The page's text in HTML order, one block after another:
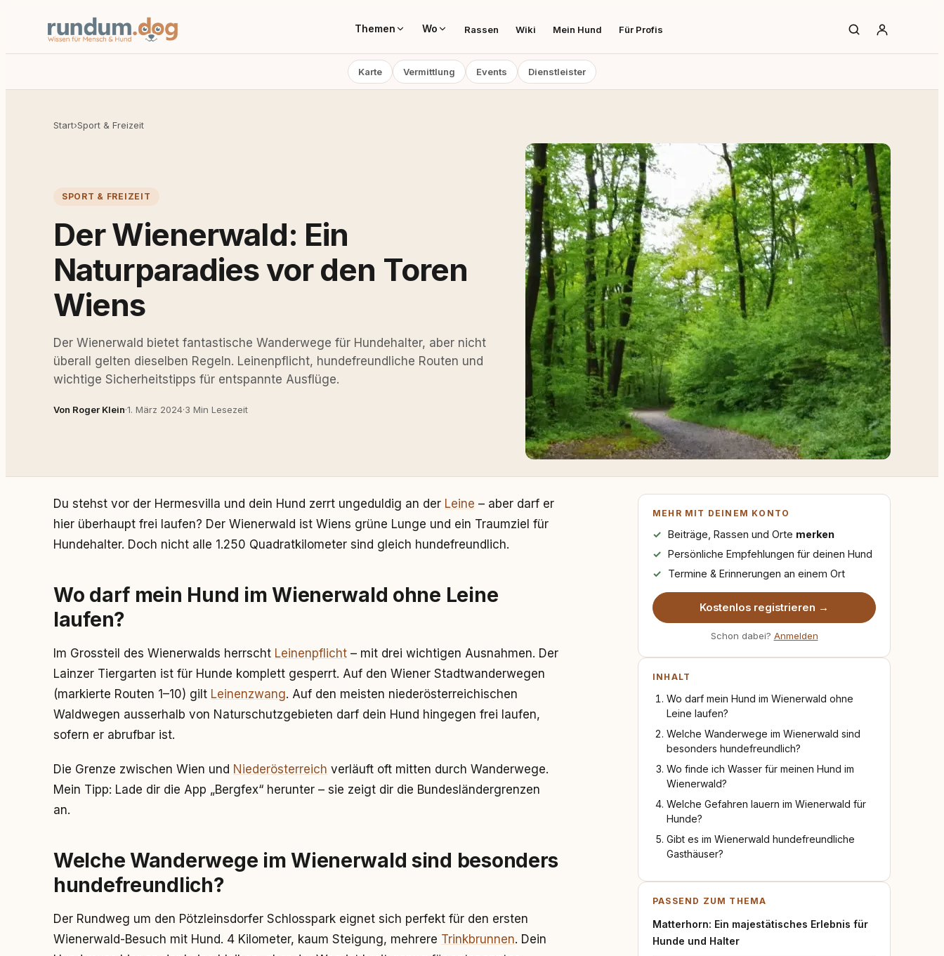
Themen Wo Rassen Wiki Mein Hund Für Profis
Karte Vermittlung Events Dienstleister
Start›Sport & Freizeit
SPORT & FREIZEIT
Der Wienerwald: Ein
Naturparadies vor den Toren
Wiens
Der Wienerwald bietet fantastische Wanderwege für Hundehalter, aber nicht
überall gelten dieselben Regeln. Leinenpflicht, hundefreundliche Routen und
wichtige Sicherheitstipps für entspannte Ausflüge.
Von Roger Klein·1. März 2024·3 Min Lesezeit
Du stehst vor der Hermesvilla und dein Hund zerrt ungeduldig an der Leine – aber darf er
hier überhaupt frei laufen? Der Wienerwald ist Wiens grüne Lunge und ein Traumziel für
Hundehalter. Doch nicht alle 1.250 Quadratkilometer sind gleich hundefreundlich.
Wo darf mein Hund im Wienerwald ohne Leine
laufen?
Im Grossteil des Wienerwalds herrscht Leinenpflicht – mit drei wichtigen Ausnahmen. Der
Lainzer Tiergarten ist für Hunde komplett gesperrt. Auf den Wiener Stadtwanderwegen
(markierte Routen 1–10) gilt Leinenzwang. Auf den meisten niederösterreichischen
Waldwegen ausserhalb von Naturschutzgebieten darf dein Hund hingegen frei laufen,
sofern er abrufbar ist.
Die Grenze zwischen Wien und Niederösterreich verläuft oft mitten durch Wanderwege.
Mein Tipp: Lade dir die App „Bergfex“ herunter – sie zeigt dir die Bundesländergrenzen
an.
Welche Wanderwege im Wienerwald sind besonders
hundefreundlich?
Der Rundweg um den Pötzleinsdorfer Schlosspark eignet sich perfekt für den ersten
Wienerwald-Besuch mit Hund. 4 Kilometer, kaum Steigung, mehrere Trinkbrunnen. Dein
MEHR MIT DEINEM KONTO
Beiträge, Rassen und Orte merken
Persönliche Empfehlungen für deinen Hund
Termine & Erinnerungen an einem Ort
Kostenlos registrieren →
Schon dabei? Anmelden
INHALT
Wo darf mein Hund im Wienerwald ohne
Leine laufen?
Welche Wanderwege im Wienerwald sind
besonders hundefreundlich?
Wo finde ich Wasser für meinen Hund im
Wienerwald?
Welche Gefahren lauern im Wienerwald für
Hunde?
Gibt es im Wienerwald hundefreundliche
Gasthäuser?
PASSEND ZUM THEMA
Matterhorn: Ein majestätisches Erlebnis für
Hunde und Halter